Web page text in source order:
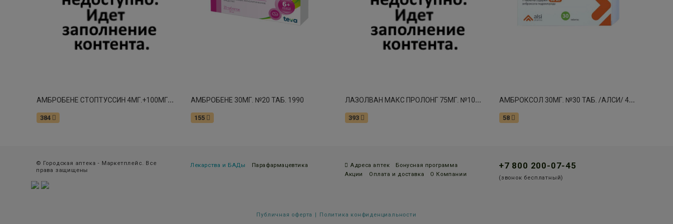
А
МБРОБЕНЕ СТОПТУССИН 4МГ.+100МГ. №20 ТАБ. 4649
384
АМБРОБЕНЕ 30МГ. №20 ТАБ. 1990
155
Л
АЗОЛВАН МАКС ПРОЛОНГ 75МГ. №10 КАПС. 8735
393
А
МБРОКСОЛ 30МГ. №30 ТАБ. /АЛСИ/ 4628
58
© Городская аптека - Маркетплейс. Все
права защищены
Лекарства и БАДы Парафармацевтика Адреса аптек
Бонусная программа
Акции
Оплата и доставка О Компании
+7 800 200-07-45
(звонок бесплатный)
Публичная оферта Политика конфиденциальности